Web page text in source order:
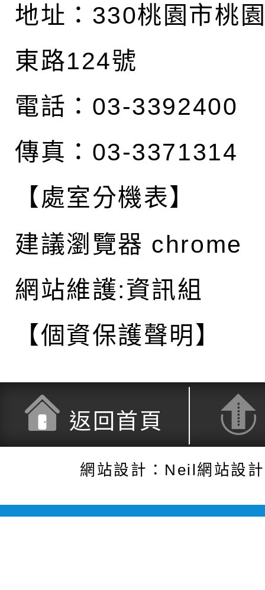
地址： 330桃園市桃
東路124號
電話：03-3392400
傳真：03-3371314
【處室分機表】
建議瀏覽器 chrome
網站維護:資訊組
【個資保護聲明】
返回首頁
網站設計：Neil網站設